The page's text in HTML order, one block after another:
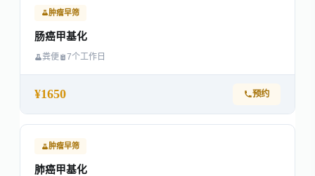
肿瘤早筛
肠癌甲基化
粪便 7个工作日
¥1650 预约
肿瘤早筛
肺癌甲基化